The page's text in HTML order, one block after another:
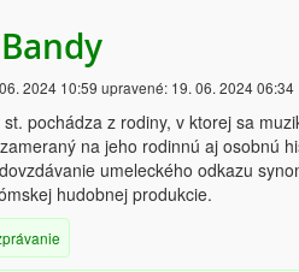
2024 10:59 upravené:19. 06. 2024 06:34
pochádza z rodiny, v ktorej sa
na jeho rodinnú aj osobnú
umeleckého odkazu
hudobnej produkcie.